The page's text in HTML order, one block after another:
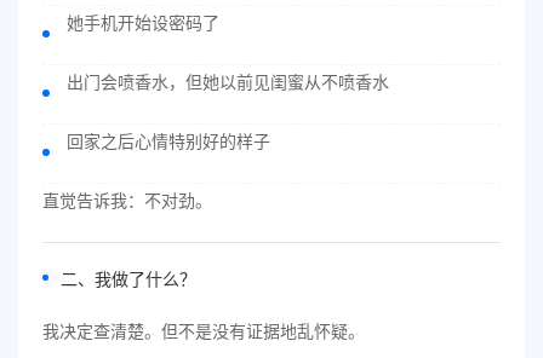
她手机开始设密码了
出门会喷香水，但她以前见闺蜜从不喷香水
回家之后心情特别好的样子
直觉告诉我：不对劲。
二、我做了什么？
我决定查清楚。但不是没有证据地乱怀疑。